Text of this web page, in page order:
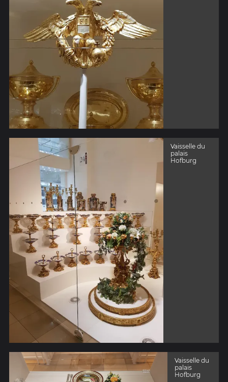
Vaisselle du
palais
Hofburg
Vaisselle du
palais
Hofburg